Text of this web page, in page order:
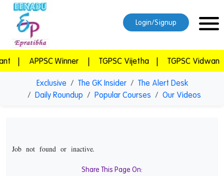
Exclusive The GK Insider
The Alert Desk
Daily Roundup
Popular Courses Our Videos
Job not found or inactive.
Share This Page On:
Login/Signup
Winner | TGPSC Vijetha | TGPSC Vidwan